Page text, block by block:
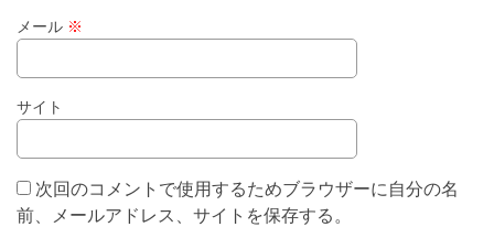
メール ※
サイト
次回のコメントで使用するためブラウザーに自分の名
前、メールアドレス、サイトを保存する。